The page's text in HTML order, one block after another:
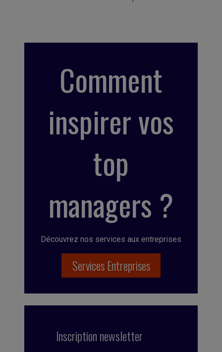
Comment
inspirer vos
top
managers ?
Découvrez nos services aux entreprises
Services Entreprises
Inscription newsletter